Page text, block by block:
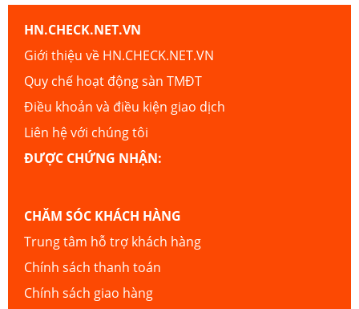
HN.CHECK.NET.VN
Giới thiệu về HN.CHECK.NET.VN
Quy chế hoạt động sàn TMĐT
Điều khoản và điều kiện giao dịch
Liên hệ với chúng tôi
ĐƯỢC CHỨNG NHẬN:
CHĂM SÓC KHÁCH HÀNG
Trung tâm hỗ trợ khách hàng
Chính sách thanh toán
Chính sách giao hàng